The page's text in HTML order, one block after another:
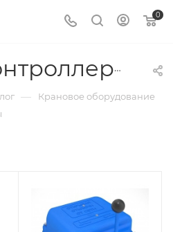
0
Командоконтроллеры
— Крановое оборудование